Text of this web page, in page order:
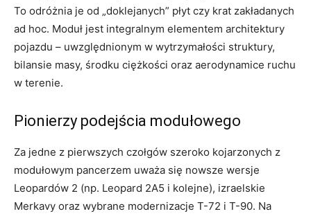
To odróżnia je od „doklejanych” płyt czy krat zakładanych
ad hoc. Moduł jest integralnym elementem architektury
pojazdu – uwzględnionym w wytrzymałości struktury,
bilansie masy, środku ciężkości oraz aerodynamice ruchu
w terenie.
Pionierzy podejścia modułowego
Za jedne z pierwszych czołgów szeroko kojarzonych z
modułowym pancerzem uważa się nowsze wersje
Leopardów 2 (np. Leopard 2A5 i kolejne), izraelskie
Merkavy oraz wybrane modernizacje T-72 i T-90. Na